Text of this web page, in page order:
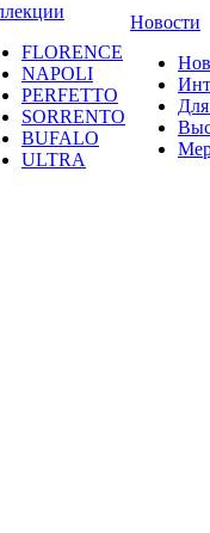
FLORENCE
NAPOLI
PERFETTO
SORRENTO
BUFALO
ULTRA
Новости